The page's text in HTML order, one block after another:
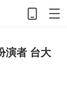
演者 台大